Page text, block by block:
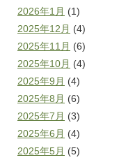
2026年1月 (1)
2025年12月 (4)
2025年11月 (6)
2025年10月 (4)
2025年9月 (4)
2025年8月 (6)
2025年7月 (3)
2025年6月 (4)
2025年5月 (5)